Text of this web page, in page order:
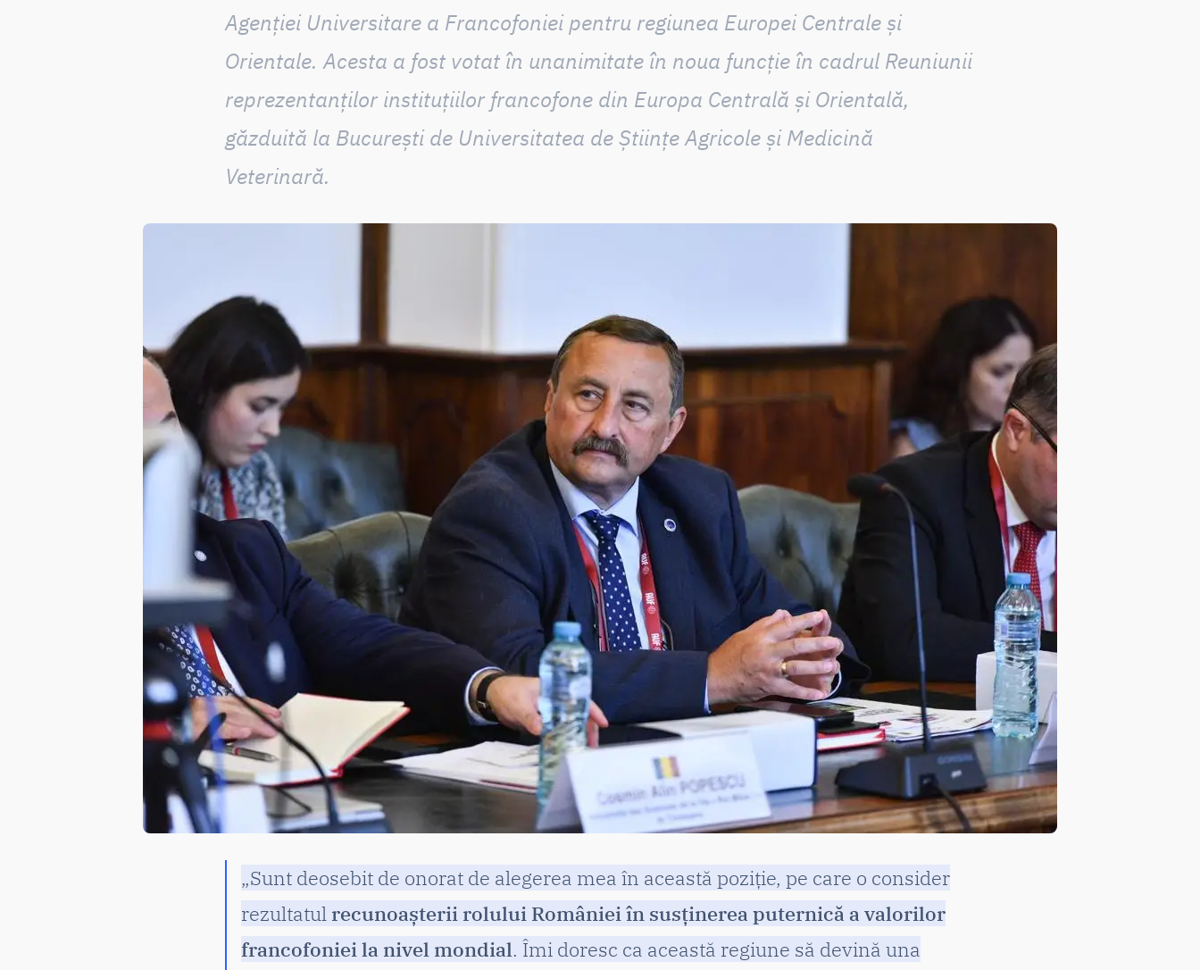
Agenției Universitare a Francofoniei pentru regiunea Europei Centrale și
Orientale. Acesta a fost votat în unanimitate în noua funcție în cadrul Reuniunii
reprezentanților instituțiilor francofone din Europa Centrală și Orientală,
găzduită la București de Universitatea de Științe Agricole și Medicină
Veterinară.
„Sunt deosebit de onorat de alegerea mea în această poziție, pe care o consider
rezultatul recunoașterii rolului României în susținerea puternică a valorilor
francofoniei la nivel mondial. Îmi doresc ca această regiune să devină una